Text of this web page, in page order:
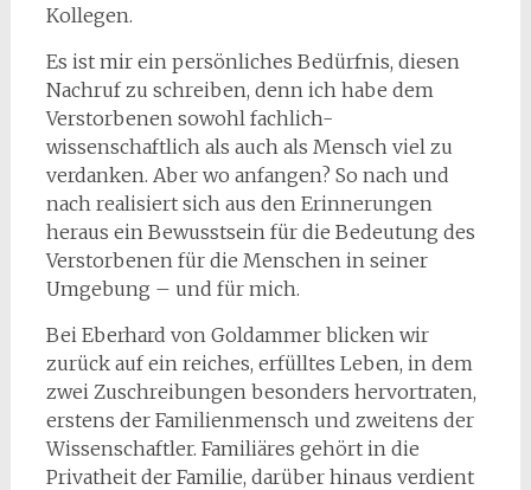
Kollegen.
Es ist mir ein persönliches Bedürfnis, diesen
Nachruf zu schreiben, denn ich habe dem
Verstorbenen sowohl fachlich-
wissenschaftlich als auch als Mensch viel zu
verdanken. Aber wo anfangen? So nach und
nach realisiert sich aus den Erinnerungen
heraus ein Bewusstsein für die Bedeutung des
Verstorbenen für die Menschen in seiner
Umgebung – und für mich.
Bei Eberhard von Goldammer blicken wir
zurück auf ein reiches, erfülltes Leben, in dem
zwei Zuschreibungen besonders hervortraten,
erstens der Familienmensch und zweitens der
Wissenschaftler. Familiäres gehört in die
Privatheit der Familie, darüber hinaus verdient